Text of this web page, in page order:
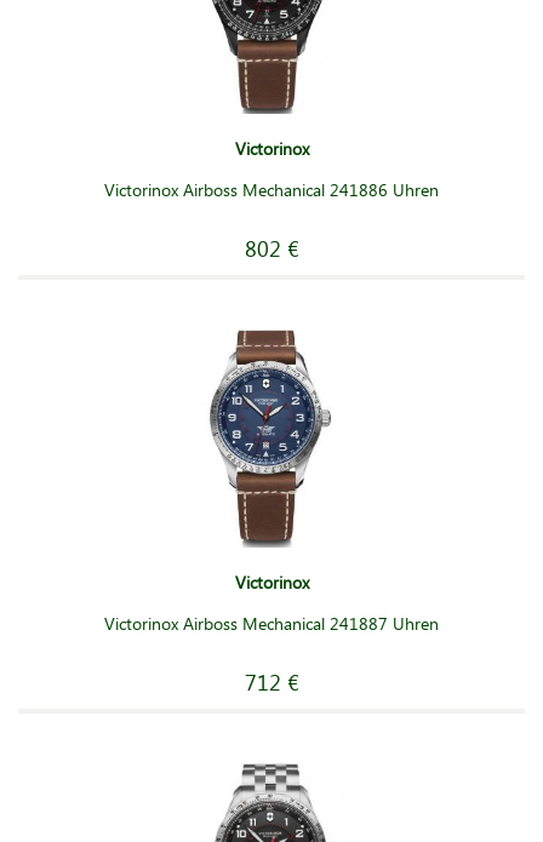
Victorinox
Victorinox Airboss Mechanical 241886 Uhren
802 €
Victorinox
Victorinox Airboss Mechanical 241887 Uhren
712 €